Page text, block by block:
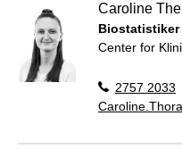
Caroline
Biostatistiker
Center for
2757 2033